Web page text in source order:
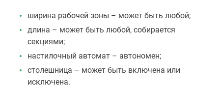
ширина рабочей зоны – может быть любой;
длина – может быть любой, собирается
секциями;
настилочный автомат – автономен;
столешница – может быть включена или
исключена.